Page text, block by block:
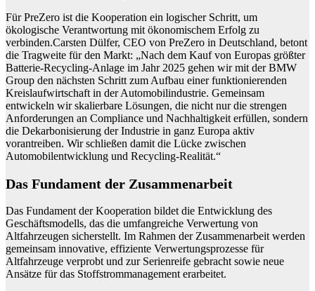
Für PreZero ist die Kooperation ein logischer Schritt, um
ökologische Verantwortung mit ökonomischem Erfolg zu
verbinden.Carsten Dülfer, CEO von PreZero in Deutschland, betont
die Tragweite für den Markt: „Nach dem Kauf von Europas größter
Batterie-Recycling-Anlage im Jahr 2025 gehen wir mit der BMW
Group den nächsten Schritt zum Aufbau einer funktionierenden
Kreislaufwirtschaft in der Automobilindustrie. Gemeinsam
entwickeln wir skalierbare Lösungen, die nicht nur die strengen
Anforderungen an Compliance und Nachhaltigkeit erfüllen, sondern
die Dekarbonisierung der Industrie in ganz Europa aktiv
vorantreiben. Wir schließen damit die Lücke zwischen
Automobilentwicklung und Recycling-Realität.“
Das Fundament der Zusammenarbeit
Das Fundament der Kooperation bildet die Entwicklung des
Geschäftsmodells, das die umfangreiche Verwertung von
Altfahrzeugen sicherstellt. Im Rahmen der Zusammenarbeit werden
gemeinsam innovative, effiziente Verwertungsprozesse für
Altfahrzeuge verprobt und zur Serienreife gebracht sowie neue
Ansätze für das Stoffstrommanagement erarbeitet.